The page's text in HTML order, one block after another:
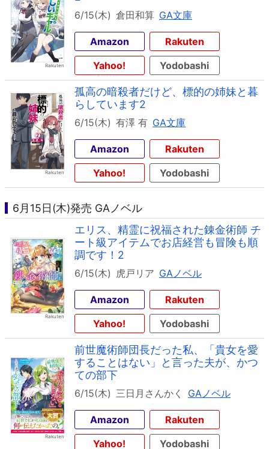
6/15(木) 倉田和算 GA文庫
Amazon
Rakuten
Yahoo!
Yodobashi
孤高の暗殺者だけど、標的の姉妹と暮
らしています2
6/15(木) 有澤 有 GA文庫
Amazon
Rakuten
Yahoo!
Yodobashi
6月15日(木)発売 GAノベル
エリス、精霊に祝福された錬金術師 チ
ート級アイテムでお店経営も冒険も順
調です！2
6/15(木) 虎戸リア GAノベル
Amazon
Rakuten
Yahoo!
Yodobashi
前世魔術師団長だった私、「貴女を愛
することはない」と言った夫が、かつ
ての部下
6/15(木) 三日月さんかく GAノベル
Amazon
Rakuten
Yahoo!
Yodobashi